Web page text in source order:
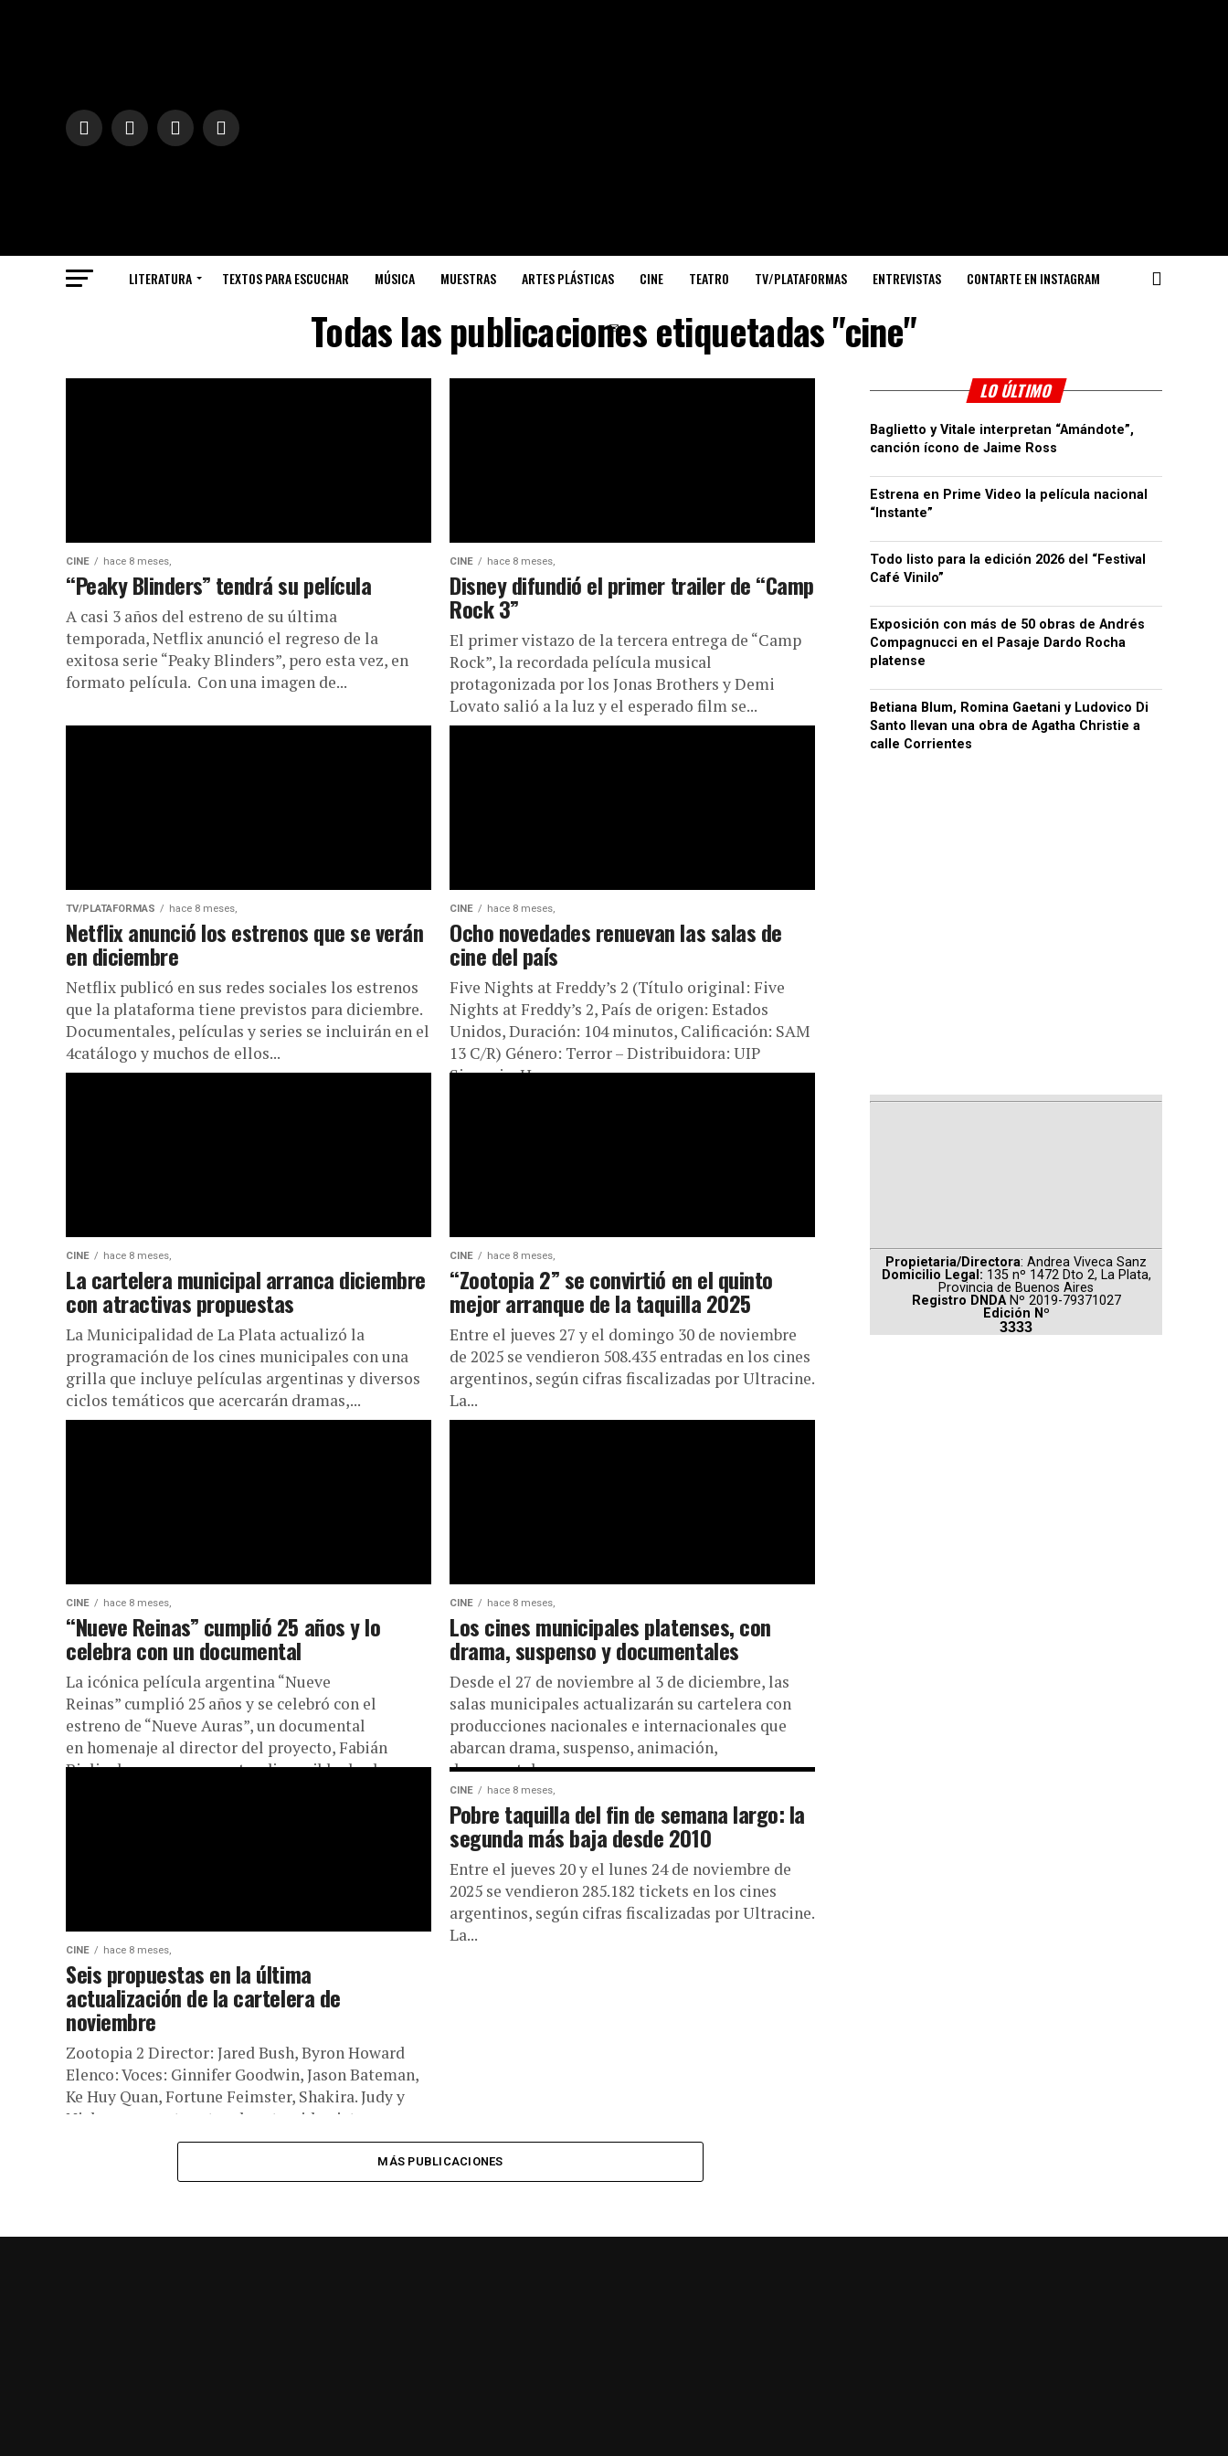
LITERATURA TEXTOS PARA ESCUCHAR MÚSICA MUESTRAS ARTES PLÁSTICAS CINE TEATRO TV/PLATAFORMAS ENTREVISTAS CONTARTE EN INSTAGRAM
✉
Todas las publicaciones etiquetadas "cine"
CINE hace 8 meses,
“Peaky Blinders” tendrá su película
A casi 3 años del estreno de su última
temporada, Netflix anunció el regreso de la
exitosa serie “Peaky Blinders”, pero esta vez, en
formato película. Con una imagen de...
CINE hace 8 meses,
Disney difundió el primer trailer de “Camp
Rock 3”
El primer vistazo de la tercera entrega de “Camp
Rock”, la recordada película musical
protagonizada por los Jonas Brothers y Demi
Lovato salió a la luz y el esperado film se...
TV/PLATAFORMAS hace 8 meses,
Netflix anunció los estrenos que se verán
en diciembre
Netflix publicó en sus redes sociales los estrenos
que la plataforma tiene previstos para diciembre.
Documentales, películas y series se incluirán en el
4catálogo y muchos de ellos...
CINE hace 8 meses,
Ocho novedades renuevan las salas de
cine del país
Five Nights at Freddy’s 2 (Título original: Five
Nights at Freddy’s 2, País de origen: Estados
Unidos, Duración: 104 minutos, Calificación: SAM
13 C/R) Género: Terror – Distribuidora: UIP
Sinopsis: Ha...
CINE hace 8 meses,
La cartelera municipal arranca diciembre
con atractivas propuestas
La Municipalidad de La Plata actualizó la
programación de los cines municipales con una
grilla que incluye películas argentinas y diversos
ciclos temáticos que acercarán dramas,...
CINE hace 8 meses,
“Zootopia 2” se convirtió en el quinto
mejor arranque de la taquilla 2025
Entre el jueves 27 y el domingo 30 de noviembre
de 2025 se vendieron 508.435 entradas en los cines
argentinos, según cifras fiscalizadas por Ultracine.
La...
CINE hace 8 meses,
“Nueve Reinas” cumplió 25 años y lo
celebra con un documental
La icónica película argentina “Nueve
Reinas” cumplió 25 años y se celebró con el
estreno de “Nueve Auras”, un documental
en homenaje al director del proyecto, Fabián
Bielinsky que se encuentra disponible desde...
CINE hace 8 meses,
Los cines municipales platenses, con
drama, suspenso y documentales
Desde el 27 de noviembre al 3 de diciembre, las
salas municipales actualizarán su cartelera con
producciones nacionales e internacionales que
abarcan drama, suspenso, animación,
documentales...
CINE hace 8 meses,
Seis propuestas en la última
actualización de la cartelera de
noviembre
Zootopia 2 Director: Jared Bush, Byron Howard
Elenco: Voces: Ginnifer Goodwin, Jason Bateman,
Ke Huy Quan, Fortune Feimster, Shakira. Judy y
Nick se encuentran tras la retorcida pista...
CINE hace 8 meses,
Pobre taquilla del fin de semana largo: la
segunda más baja desde 2010
Entre el jueves 20 y el lunes 24 de noviembre de
2025 se vendieron 285.182 tickets en los cines
argentinos, según cifras fiscalizadas por Ultracine.
La...
MÁS PUBLICACIONES
LO ÚLTIMO
Baglietto y Vitale interpretan “Amándote”,
canción ícono de Jaime Ross
Estrena en Prime Video la película nacional
“Instante”
Todo listo para la edición 2026 del “Festival
Café Vinilo”
Exposición con más de 50 obras de Andrés
Compagnucci en el Pasaje Dardo Rocha
platense
Betiana Blum, Romina Gaetani y Ludovico Di
Santo llevan una obra de Agatha Christie a
calle Corrientes
Propietaria/Directora: Andrea Viveca Sanz
Domicilio Legal: 135 nº 1472 Dto 2, La Plata,
Provincia de Buenos Aires
Registro DNDA Nº 2019-79371027
Edición Nº
3333